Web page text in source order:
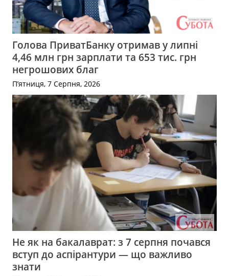
Голова ПриватБанку отримав у липні
4,46 млн грн зарплати та 653 тис. грн
негрошових благ
П’ятниця, 7 Серпня, 2026
Не як на бакалаврат: з 7 серпня почався
вступ до аспірантури — що важливо
знати